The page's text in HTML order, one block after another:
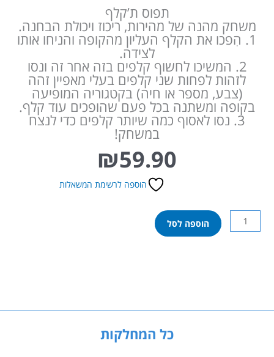
תפוס ת’קלף
משחק מהנה של מהירות, ריכוז ויכולת הבחנה.
1. הִפכו את הקלף העליון מהקופה והניחו אותו
לצידה.
2. המשיכו לחשוף קלפים בזה אחר זה ונסו
לזהות לפחות שני קלפים בעלי מאפיין זהה
(צבע, מספר או חיה) בקטגוריה המופיעה
בקופה ומשתנה בכל פעם שהופכים עוד קלף.
3. נסו לאסוף כמה שיותר קלפים כדי לנצח
במשחק!
₪59.90
הוספה לרשימת המשאלות
כמות
של
הוספה לסל
כל המחלקות